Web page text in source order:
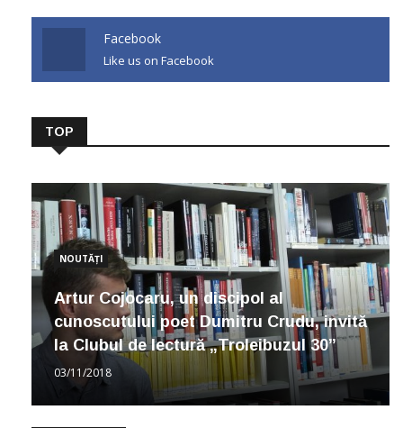
Facebook
Like us on Facebook
TOP
NOUTĂȚI
Artur Cojocaru, un discipol al
cunoscutului poet Dumitru Crudu, invită
la Clubul de lectură „Troleibuzul 30”
03/11/2018